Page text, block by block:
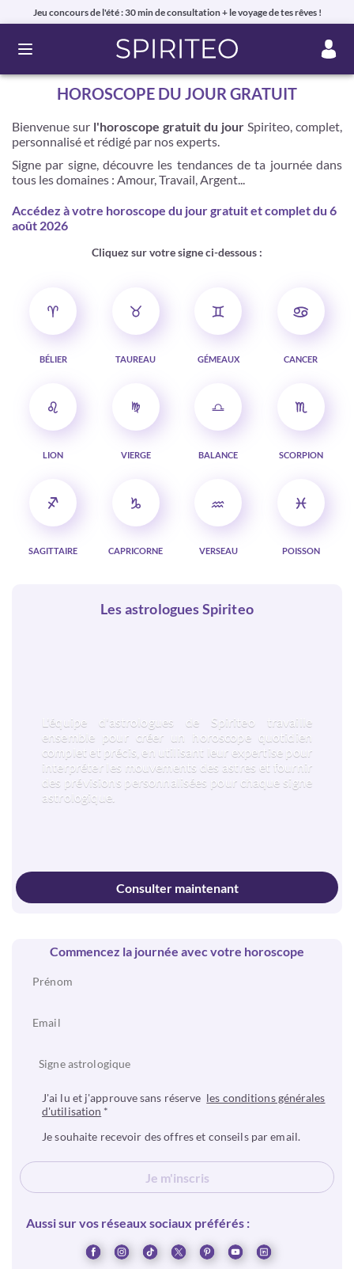
Jeu concours de l'été : 30 min de consultation + le voyage de tes rêves !
Ouvrir le menu
HOROSCOPE DU JOUR GRATUIT
Bienvenue sur l'horoscope gratuit du jour Spiriteo, complet,
personnalisé et rédigé par nos experts.
Signe par signe, découvre les tendances de ta journée dans
tous les domaines : Amour, Travail, Argent...
Accédez à votre horoscope du jour gratuit et complet du 6
août 2026
Cliquez sur votre signe ci-dessous :
BÉLIER TAUREAU GÉMEAUX CANCER
LION VIERGE BALANCE SCORPION
SAGITTAIRE CAPRICORNE VERSEAU POISSON
Les astrologues Spiriteo
L'équipe d'astrologues de Spiriteo travaille
ensemble pour créer un horoscope quotidien
complet et précis, en utilisant leur expertise pour
interpréter les mouvements des astres et fournir
des prévisions personnalisées pour chaque signe
astrologique.
Consulter maintenant
Commencez la journée avec votre horoscope
Signe astrologique
J'ai lu et j'approuve sans réserve les conditions générales
d'utilisation *
Je souhaite recevoir des offres et conseils par email.
Je m'inscris
Aussi sur vos réseaux sociaux préférés :